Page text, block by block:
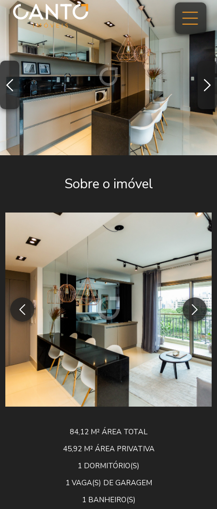
Sobre o imóvel
84,12 M²ÁREA TOTAL
45,92 M²ÁREA PRIVATIVA
1 DORMITÓRIO(S)
1 VAGA(S) DE GARAGEM
1 BANHEIRO(S)